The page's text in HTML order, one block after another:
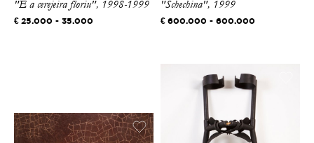
"E a cerejeira floriu", 1998-1999
25.000 - 35.000
"Schechina", 1999
600.000 - 600.000